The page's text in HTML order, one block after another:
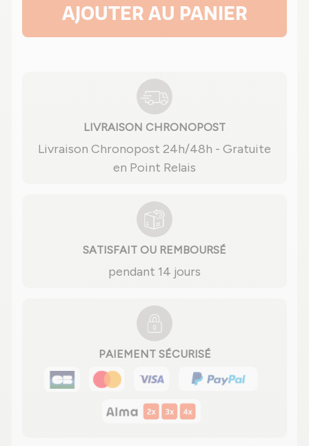
AJOUTER AU PANIER
LIVRAISON CHRONOPOST
Livraison Chronopost 24h/48h - Gratuite
en Point Relais
SATISFAIT OU REMBOURSÉ
pendant 14 jours
PAIEMENT SÉCURISÉ